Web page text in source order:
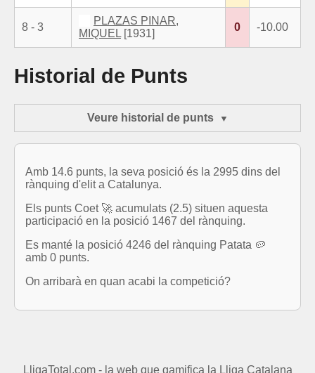
8 - 3
PLAZAS PINAR,
MIQUEL [1931]
0 -10.00
Historial de Punts
Veure historial de punts
Amb 14.6 punts, la seva posició és la 2995 dins del
rànquing d'elit a Catalunya.
Els punts Coet 🚀 acumulats (2.5) situen aquesta
participació en la posició 1467 del rànquing.
Es manté la posició 4246 del rànquing Patata 🥔
amb 0 punts.
On arribarà en quan acabi la competició?
LligaTotal.com - la web que gamifica la Lliga Catalana